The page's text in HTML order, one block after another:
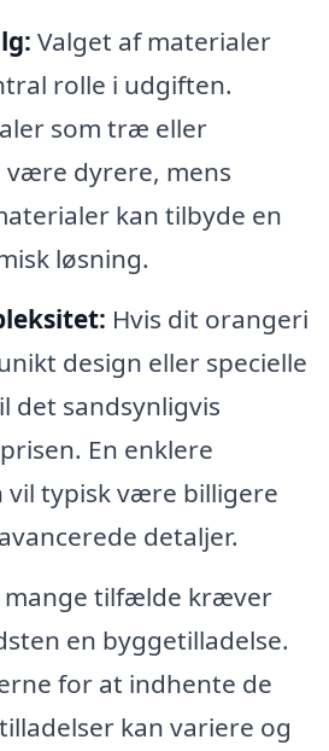
Valget af materialer
rolle i udgiften.
som træ eller
være dyrere, mens
kan tilbyde en
løsning.
Hvis dit orangeri
design eller specielle
det sandsynligvis
En enklere
typisk være billigere
detaljer.
mange tilfælde kræver
en byggetilladelse.
for at indhente de
kan variere og